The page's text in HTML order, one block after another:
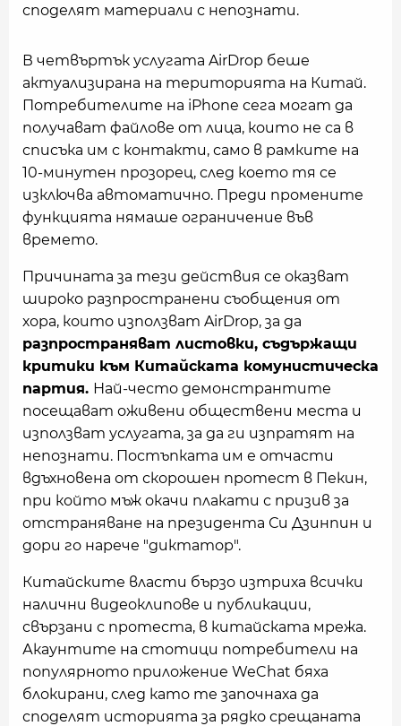
споделят материали с непознати.
В четвъртък услугата AirDrop беше
актуализирана на територията на Китай.
Потребителите на iPhone сега могат да
получават файлове от лица, които не са в
списъка им с контакти, само в рамките на
10-минутен прозорец, след което тя се
изключва автоматично. Преди промените
функцията нямаше ограничение във
времето.
Причината за тези действия се оказват
широко разпространени съобщения от
хора, които използват AirDrop, за да
разпространяват листовки, съдържащи
критики към Китайската комунистическа
партия. Най-често демонстрантите
посещават оживени обществени места и
използват услугата, за да ги изпратят на
непознати. Постъпката им е отчасти
вдъхновена от скорошен протест в Пекин,
при който мъж окачи плакати с призив за
отстраняване на президента Си Дзинпин и
дори го нарече "диктатор".
Китайските власти бързо изтриха всички
налични видеоклипове и публикации,
свързани с протеста, в китайската мрежа.
Акаунтите на стотици потребители на
популярното приложение WeChat бяха
блокирани, след като те започнаха да
споделят историята за рядко срещаната